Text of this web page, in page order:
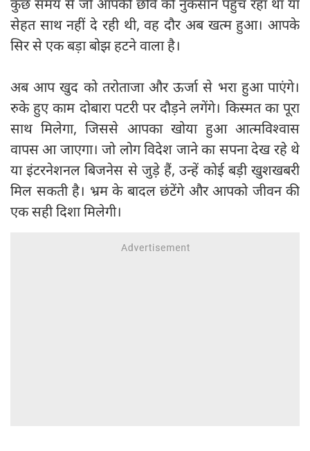
कुछ समय से जो आपकी छवि को नुकसान पहुंच रहा था या
सेहत साथ नहीं दे रही थी, वह दौर अब खत्म हुआ। आपके
सिर से एक बड़ा बोझ हटने वाला है।
अब आप खुद को तरोताजा और ऊर्जा से भरा हुआ पाएंगे।
रुके हुए काम दोबारा पटरी पर दौड़ने लगेंगे। किस्मत का पूरा
साथ मिलेगा, जिससे आपका खोया हुआ आत्मविश्वास
वापस आ जाएगा। जो लोग विदेश जाने का सपना देख रहे थे
या इंटरनेशनल बिजनेस से जुड़े हैं, उन्हें कोई बड़ी खुशखबरी
मिल सकती है। भ्रम के बादल छंटेंगे और आपको जीवन की
एक सही दिशा मिलेगी।